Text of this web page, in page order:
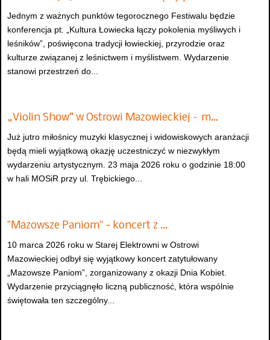
Jednym z ważnych punktów tegorocznego Festiwalu będzie
konferencja pt. „Kultura Łowiecka łączy pokolenia myśliwych i
leśników”, poświęcona tradycji łowieckiej, przyrodzie oraz
kulturze związanej z leśnictwem i myślistwem. Wydarzenie
stanowi przestrzeń do...
„Violin Show” w Ostrowi Mazowieckiej – m…
Już jutro miłośnicy muzyki klasycznej i widowiskowych aranżacji
będą mieli wyjątkową okazję uczestniczyć w niezwykłym
wydarzeniu artystycznym. 23 maja 2026 roku o godzinie 18:00
w hali MOSiR przy ul. Trębickiego...
"Mazowsze Paniom" - koncert z …
10 marca 2026 roku w Starej Elektrowni w Ostrowi
Mazowieckiej odbył się wyjątkowy koncert zatytułowany
„Mazowsze Paniom”, zorganizowany z okazji Dnia Kobiet.
Wydarzenie przyciągnęło liczną publiczność, która wspólnie
świętowała ten szczególny...